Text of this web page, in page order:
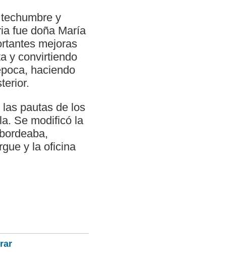
y
fue doña María
mejoras
y convirtiendo
haciendo
pautas de los
Se modificó la
y la oficina